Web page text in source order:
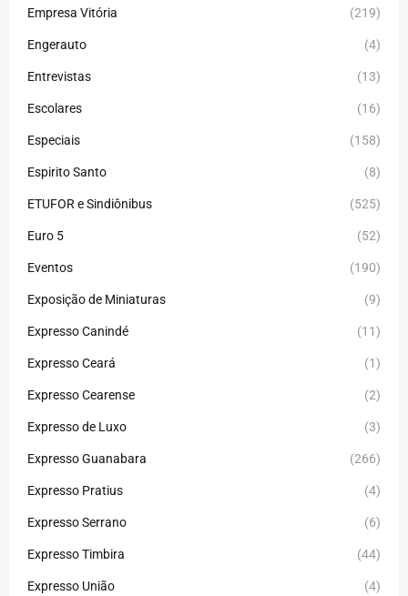
Empresa Vitória (219)
Engerauto (4)
Entrevistas (13)
Escolares (16)
Especiais (158)
Espirito Santo (8)
ETUFOR e Sindiônibus (525)
Euro 5 (52)
Eventos (190)
Exposição de Miniaturas (9)
Expresso Canindé (11)
Expresso Ceará (1)
Expresso Cearense (2)
Expresso de Luxo (3)
Expresso Guanabara (266)
Expresso Pratius (4)
Expresso Serrano (6)
Expresso Timbira (44)
Expresso União (4)